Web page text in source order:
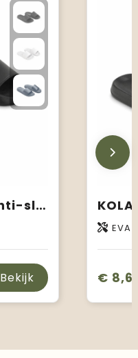
KOLAM - Slippers anti-slip maat 36/37
Bekijk
EVA
€